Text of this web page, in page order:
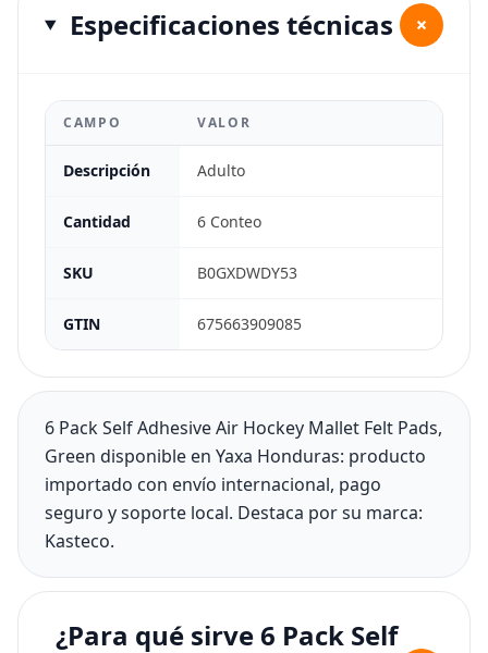
Especificaciones técnicas +
CAMPO VALOR
Descripción Adulto
Cantidad 6 Conteo
SKU B0GXDWDY53
GTIN 675663909085
6 Pack Self Adhesive Air Hockey Mallet Felt Pads,
Green disponible en Yaxa Honduras: producto
importado con envío internacional, pago
seguro y soporte local. Destaca por su marca:
Kasteco.
¿Para qué sirve 6 Pack Self